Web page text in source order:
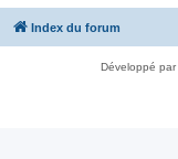
Index du forum
Développé par